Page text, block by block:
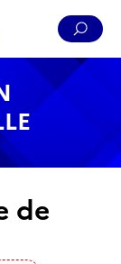
Pied de page
de